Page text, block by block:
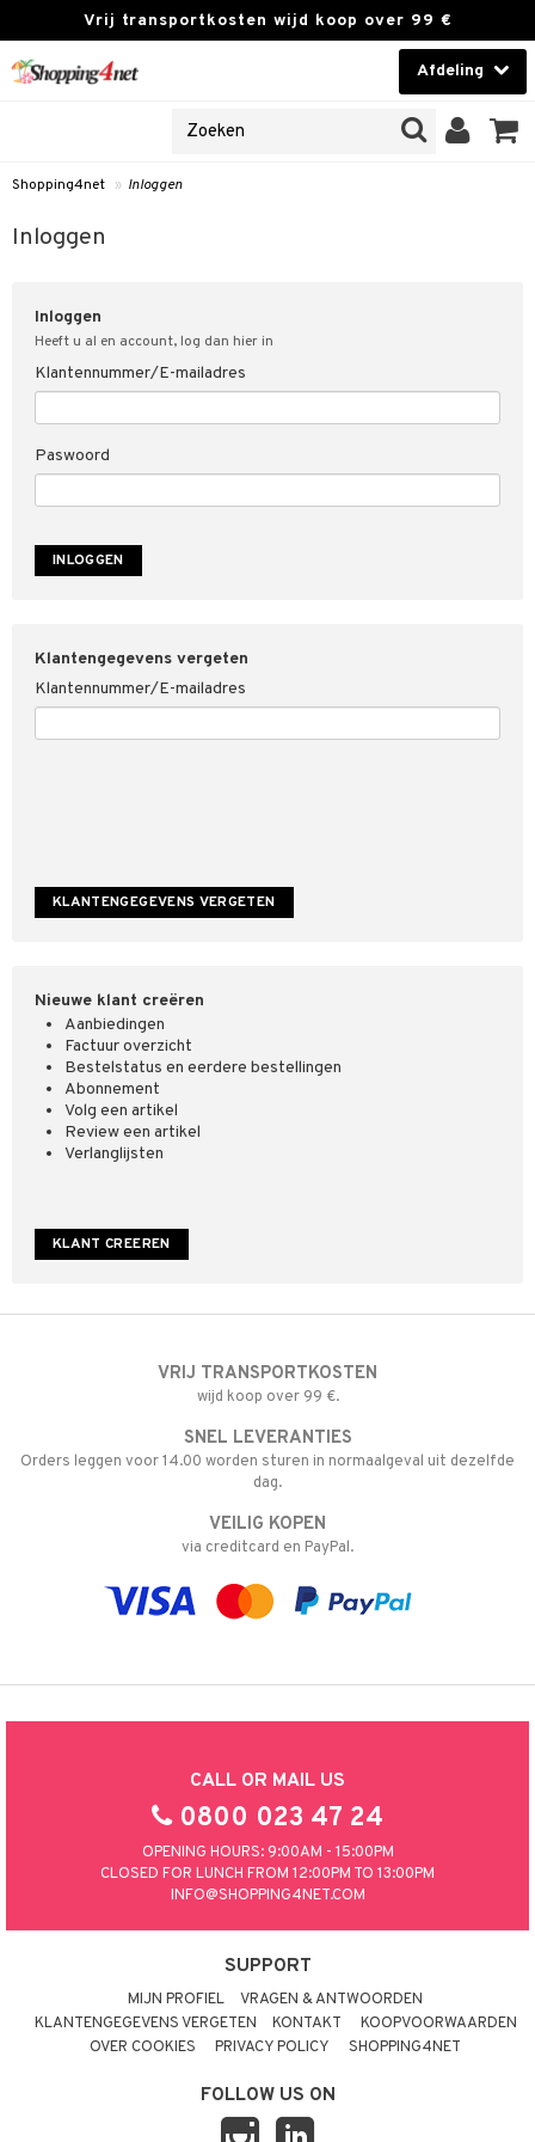
Vrij transportkosten wijd koop over 99 €
Afdeling
Brands
Shopping4net » Inloggen
Inloggen
Inloggen
Heeft u al en account, log dan hier in
Klantennummer/E-mailadres
Paswoord
Klantengegevens vergeten
Klantennummer/E-mailadres
Nieuwe klant creëren
Aanbiedingen
Factuur overzicht
Bestelstatus en eerdere bestellingen
Abonnement
Volg een artikel
Review een artikel
Verlanglijsten
KLANT CREEREN
klant
& antwoorden
VRIJ TRANSPORTKOSTEN
wijd koop over 99 €.
SNEL LEVERANTIES
Orders leggen voor 14.00 worden sturen in normaalgeval uit dezelfde
dag.
VEILIG KOPEN
via creditcard en PayPal.
CALL OR MAIL US
0800 023 47 24
OPENING HOURS: 9:00AM - 15:00PM
CLOSED FOR LUNCH FROM 12:00PM TO 13:00PM
INFO@SHOPPING4NET.COM
SUPPORT
MIJN PROFIEL
VRAGEN & ANTWOORDEN
KLANTENGEGEVENS VERGETEN
KONTAKT
KOOPVOORWAARDEN
OVER COOKIES
PRIVACY POLICY SHOPPING4NET
FOLLOW US ON